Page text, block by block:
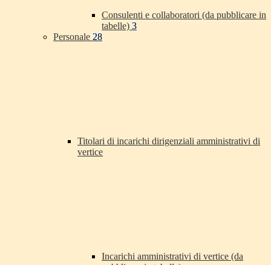
Consulenti e collaboratori (da pubblicare in
tabelle) 3
Personale 28
Titolari di incarichi dirigenziali amministrativi di
vertice
Incarichi amministrativi di vertice (da